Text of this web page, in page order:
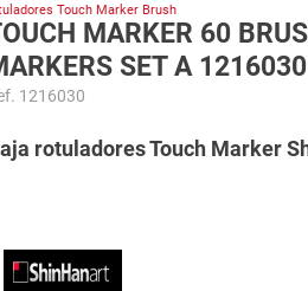
Touch Marker Brush
MARKER 60
SET A 1216030
1216030
rotuladores Touch Marker